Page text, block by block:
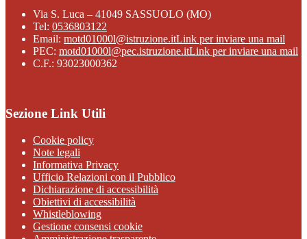
Via S. Luca – 41049 SASSUOLO (MO)
Tel: 0536803122
Email: motd01000l@istruzione.itLink per inviare una mail
PEC: motd01000l@pec.istruzione.itLink per inviare una mail
C.F.: 93023000362
Sezione Link Utili
Cookie policy
Note legali
Informativa Privacy
Ufficio Relazioni con il Pubblico
Dichiarazione di accessibilità
Obiettivi di accessibilità
Whistleblowing
Gestione consensi cookie